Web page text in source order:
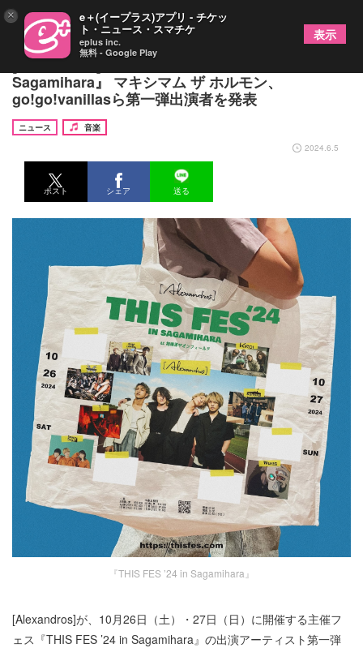
[Alexandros]主催フェス『THIS FES ’24 in
Sagamihara』 マキシマム ザ ホルモン、
go!go!vanillasら第一弾出演者を発表
ニュース
音楽
2024.6.5
ポスト シェア 送る
『THIS FES ’24 in Sagamihara』
[Alexandros]が、10月26日（土）・27日（日）に開催する主催フ
ェス『THIS FES ’24 in Sagamihara』の出演アーティスト第一弾
× e＋(イープラス)アプリ - チケッ
ト・ニュース・スマチケ
eplus inc.
無料 - Google Play
表示